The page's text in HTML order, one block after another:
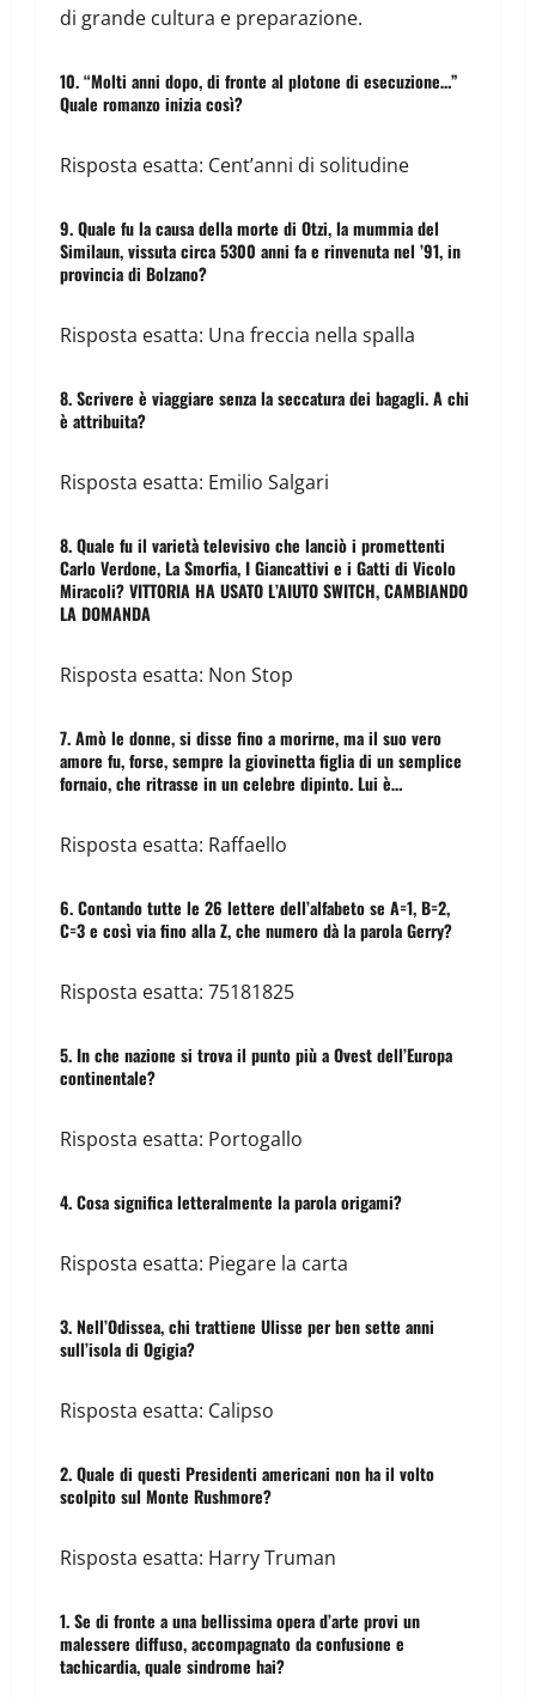
di grande cultura e preparazione.
10. “Molti anni dopo, di fronte al plotone di esecuzione…”
Quale romanzo inizia così?
Risposta esatta: Cent’anni di solitudine
9. Quale fu la causa della morte di Otzi, la mummia del
Similaun, vissuta circa 5300 anni fa e rinvenuta nel ’91, in
provincia di Bolzano?
Risposta esatta: Una freccia nella spalla
8. Scrivere è viaggiare senza la seccatura dei bagagli. A chi
è attribuita?
Risposta esatta: Emilio Salgari
8. Quale fu il varietà televisivo che lanciò i promettenti
Carlo Verdone, La Smorfia, I Giancattivi e i Gatti di Vicolo
Miracoli? VITTORIA HA USATO L’AIUTO SWITCH, CAMBIANDO
LA DOMANDA
Risposta esatta: Non Stop
7. Amò le donne, si disse fino a morirne, ma il suo vero
amore fu, forse, sempre la giovinetta figlia di un semplice
fornaio, che ritrasse in un celebre dipinto. Lui è…
Risposta esatta: Raffaello
6. Contando tutte le 26 lettere dell’alfabeto se A=1, B=2,
C=3 e così via fino alla Z, che numero dà la parola Gerry?
Risposta esatta: 75181825
5. In che nazione si trova il punto più a Ovest dell’Europa
continentale?
Risposta esatta: Portogallo
4. Cosa significa letteralmente la parola origami?
Risposta esatta: Piegare la carta
3. Nell’Odissea, chi trattiene Ulisse per ben sette anni
sull’isola di Ogigia?
Risposta esatta: Calipso
2. Quale di questi Presidenti americani non ha il volto
scolpito sul Monte Rushmore?
Risposta esatta: Harry Truman
1. Se di fronte a una bellissima opera d’arte provi un
malessere diffuso, accompagnato da confusione e
tachicardia, quale sindrome hai?